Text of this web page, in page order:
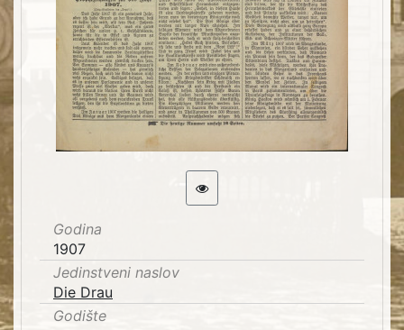
Godina
1907
Jedinstveni naslov
Die Drau
Godište